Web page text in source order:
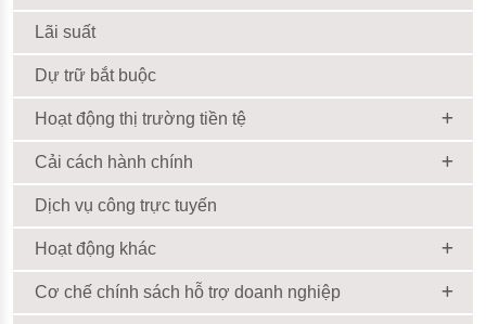
Lãi suất
Dự trữ bắt buộc
Hoạt động thị trường tiền tệ
Cải cách hành chính
Dịch vụ công trực tuyến
Hoạt động khác
Cơ chế chính sách hỗ trợ doanh nghiệp